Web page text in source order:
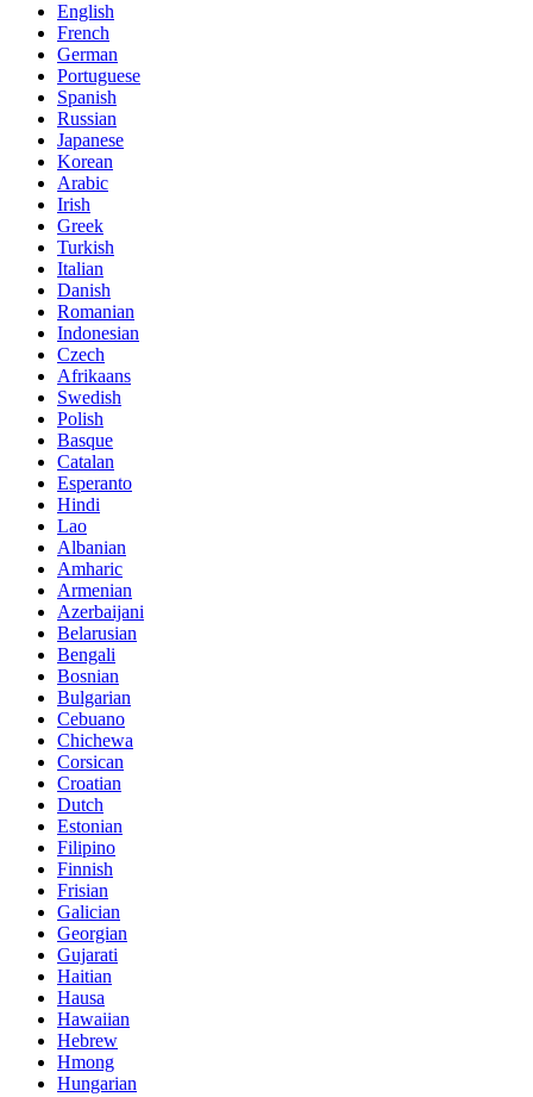
English
French
German
Portuguese
Spanish
Russian
Japanese
Korean
Arabic
Irish
Greek
Turkish
Italian
Danish
Romanian
Indonesian
Czech
Afrikaans
Swedish
Polish
Basque
Catalan
Esperanto
Hindi
Lao
Albanian
Amharic
Armenian
Azerbaijani
Belarusian
Bengali
Bosnian
Bulgarian
Cebuano
Chichewa
Corsican
Croatian
Dutch
Estonian
Filipino
Finnish
Frisian
Galician
Georgian
Gujarati
Haitian
Hausa
Hawaiian
Hebrew
Hmong
Hungarian